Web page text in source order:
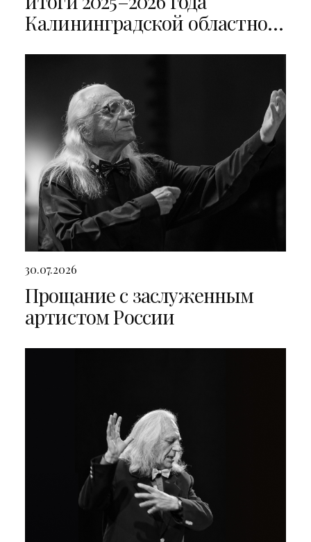
Калининградской областной
30.07.2026
Прощание с заслуженным
артистом России